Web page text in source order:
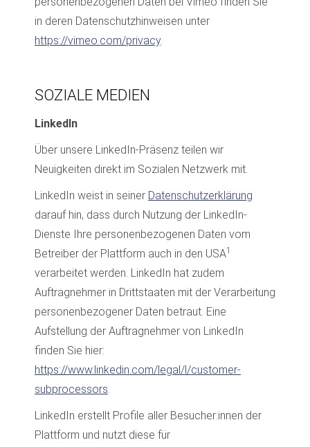
in deren Datenschutzhinweisen unter
https://vimeo.com/privacy.
SOZIALE MEDIEN
LinkedIn
Über unsere LinkedIn-Präsenz teilen wir
Neuigkeiten direkt im Sozialen Netzwerk mit.
LinkedIn weist in seiner Datenschutzerklärung
darauf hin, dass durch Nutzung der LinkedIn-
Dienste Ihre personenbezogenen Daten vom
Betreiber der Plattform auch in den USA1
verarbeitet werden. LinkedIn hat zudem
Auftragnehmer in Drittstaaten mit der Verarbeitung
personenbezogener Daten betraut. Eine
Aufstellung der Auftragnehmer von LinkedIn
finden Sie hier:
https://www.linkedin.com/legal/l/customer-
subprocessors.
LinkedIn erstellt Profile aller Besucher:innen der
Plattform und nutzt diese für